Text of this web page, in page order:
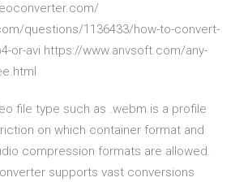
questions/1136433/how-to-convert-
or-avi https://www.anvsoft.com/any-
file type such as .webm is a profile
on which container format and
compression formats are allowed.
supports vast conversions